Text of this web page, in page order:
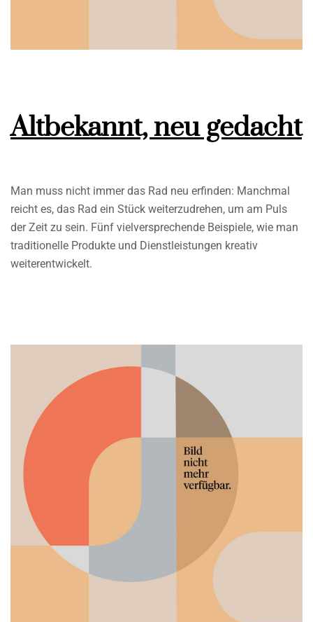
Altbekannt, neu gedacht
Man muss nicht immer das Rad neu erfinden: Manchmal
reicht es, das Rad ein Stück weiterzudrehen, um am Puls
der Zeit zu sein. Fünf vielversprechende Beispiele, wie man
traditionelle Produkte und Dienstleistungen kreativ
weiterentwickelt.